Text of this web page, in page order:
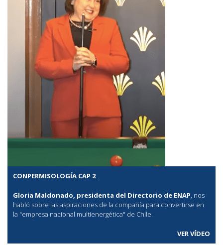
CONPERMISOLOGÍA CAP 2
Gloria Maldonado, presidenta del Directorio de ENAP, nos
habló sobre las aspiraciones de la compañía para convertirse en
la "empresa nacional multienergética" de Chile.
VER VÍDEO